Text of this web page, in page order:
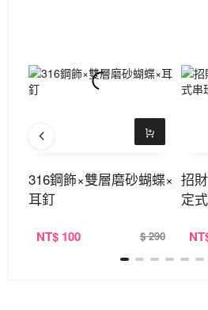
316鋼飾×雙層磨砂蝴蝶×
耳釘
NT$ 100 $ 290
招
定
NT